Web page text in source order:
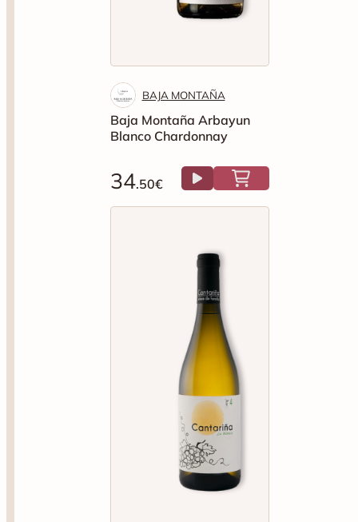
BAJA MONTAÑA
Baja Montaña Arbayun
Blanco Chardonnay
34.50€